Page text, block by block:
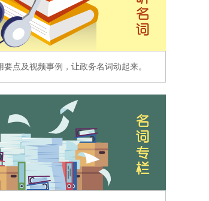
及视频事例，让政务名词动起来。